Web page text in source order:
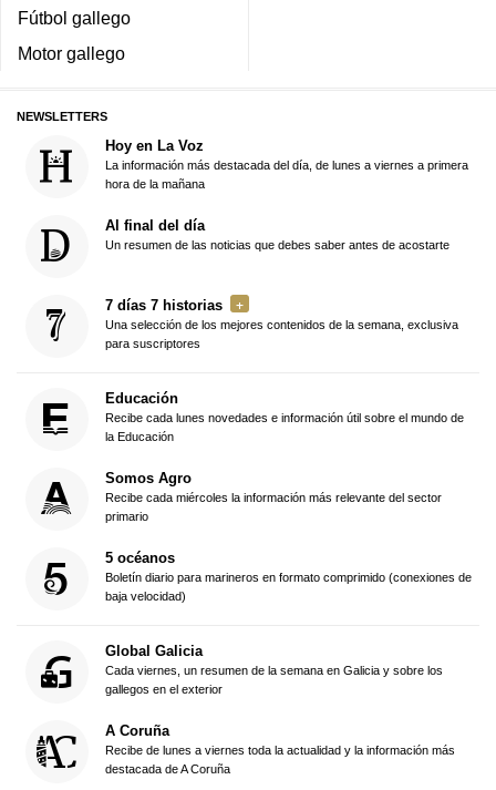
Fútbol gallego
Motor gallego
NEWSLETTERS
Hoy en La Voz
La información más destacada del día, de lunes a viernes a primera
hora de la mañana
Al final del día
Un resumen de las noticias que debes saber antes de acostarte
7 días 7 historias
Una selección de los mejores contenidos de la semana, exclusiva
para suscriptores
Educación
Recibe cada lunes novedades e información útil sobre el mundo de
la Educación
Somos Agro
Recibe cada miércoles la información más relevante del sector
primario
5 océanos
Boletín diario para marineros en formato comprimido (conexiones de
baja velocidad)
Global Galicia
Cada viernes, un resumen de la semana en Galicia y sobre los
gallegos en el exterior
A Coruña
Recibe de lunes a viernes toda la actualidad y la información más
destacada de A Coruña